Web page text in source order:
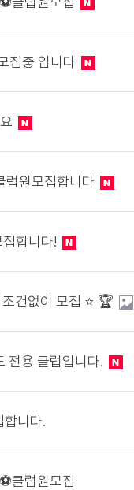
집중 입니다
원모집합니다
합니다!
건없이 모집 ⭐️ 🏆
전용 클럽입니다.
니다.
클럽원모집